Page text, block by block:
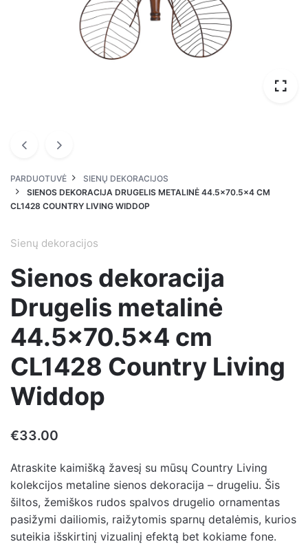
PARDUOTUVĖ
SIENŲ DEKORACIJOS
SIENOS DEKORACIJA DRUGELIS METALINĖ 44.5×70.5×4 CM
CL1428 COUNTRY LIVING WIDDOP
Sienų dekoracijos
Sienos dekoracija
Drugelis metalinė
44.5×70.5×4 cm
CL1428 Country Living
Widdop
€33.00
Atraskite kaimišką žavesį su mūsų Country Living
kolekcijos metaline sienos dekoracija – drugeliu. Šis
šiltos, žemiškos rudos spalvos drugelio ornamentas
pasižymi dailiomis, raižytomis sparnų detalėmis, kurios
suteikia išskirtinį vizualinį efektą bet kokiame fone.